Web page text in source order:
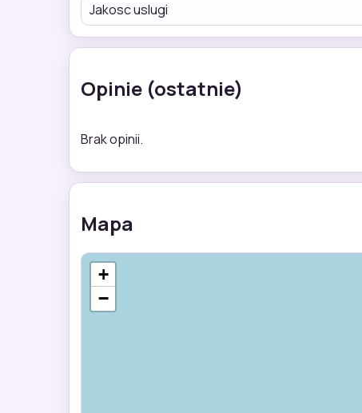
Jakosc uslugi
Opinie (ostatnie)
Brak opinii.
Mapa
+
−